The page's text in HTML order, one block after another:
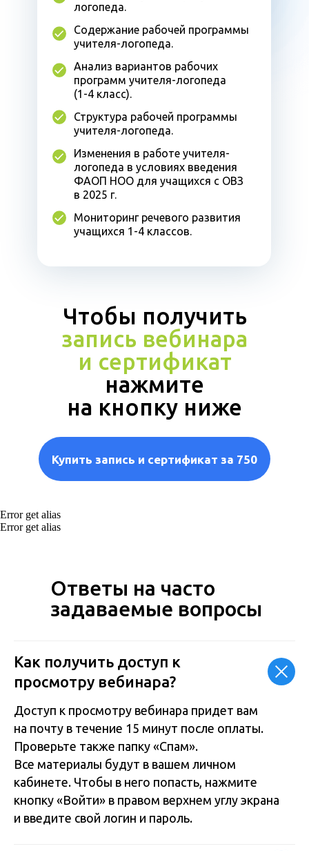
логопеда.
Структура рабочей программы
учителя-логопеда.
Изменения в работе учителя-
логопеда в условиях введения
ФАОП НОО для учащихся с ОВЗ
в 2025 г.
Мониторинг речевого развития
учащихся 1-4 классов.
Содержание рабочей программы
учителя-логопеда.
Анализ вариантов рабочих
программ учителя-логопеда
(1-4 класс).
Чтобы получить
запись вебинара
и сертификат
нажмите
на кнопку ниже
Купить запись и сертификат за 750
Error get alias
Error get alias
Ответы на часто
задаваемые вопросы
Как получить доступ к
просмотру вебинара?
Доступ к просмотру вебинара придет вам
на почту в течение 15 минут после оплаты.
Проверьте также папку «Спам».
Все материалы будут в вашем личном
кабинете. Чтобы в него попасть, нажмите
кнопку «Войти» в правом верхнем углу экрана
и введите свой логин и пароль.